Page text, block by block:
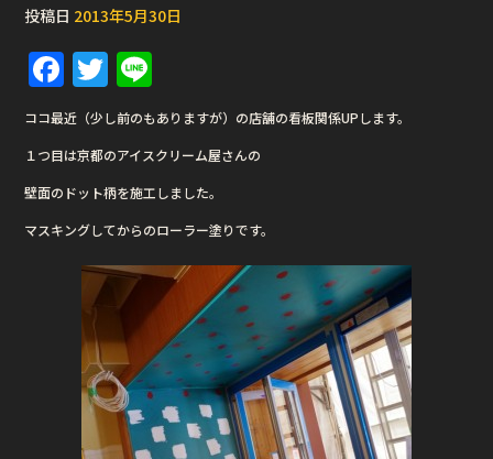
投稿日 2013年5月30日
F
a
c
e
b
o
o
T
w
it
te
r
n
e
ココ最近（少し前のもありますが）の店舗の看板関係UPします。
１つ目は京都のアイスクリーム屋さんの
壁面のドット柄を施工しました。
マスキングしてからのローラー塗りです。